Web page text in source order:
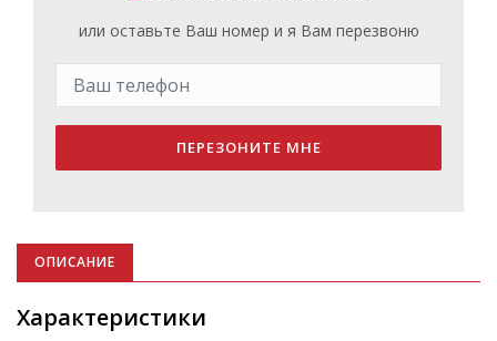
или оставьте Ваш номер и я Вам перезвоню
ПЕРЕЗОНИТЕ МНЕ
ОПИСАНИЕ
Характеристики